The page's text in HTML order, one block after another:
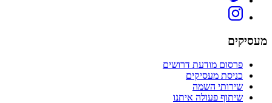
מעסיקים
פרסום מודעת דרושים
כניסת מעסיקים
שירותי השמה
שיתוף פעולה איתנו